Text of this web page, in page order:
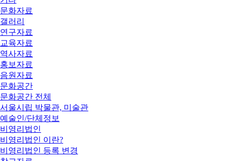
문화자료
갤러리
연구자료
교육자료
역사자료
홍보자료
음원자료
문화공간
문화공간 전체
서울시립 박물관, 미술관
예술인/단체정보
비영리법인
비영리법인 이란?
비영리법인 등록 변경